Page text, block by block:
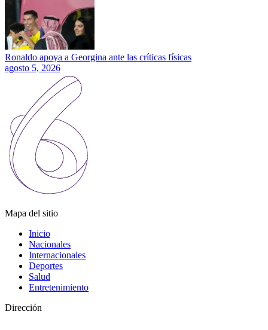
Ronaldo apoya a Georgina ante las críticas físicas
agosto 5, 2026
Mapa del sitio
Inicio
Nacionales
Internacionales
Deportes
Salud
Entretenimiento
Dirección